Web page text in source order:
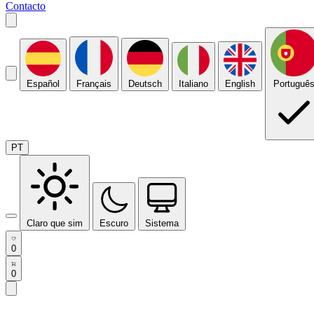
Contacto
Español Français Deutsch Italiano English Português
PT
Claro que sim Escuro Sistema
0
0